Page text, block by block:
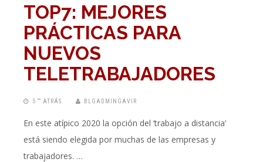
TOP7: MEJORES
PRÁCTICAS PARA
NUEVOS
TELETRABAJADORES
5 “” ATRÁS BLGADMINGAVIR
En este atípico 2020 la opción del ‘trabajo a distancia‘
está siendo elegida por muchas de las empresas y
trabajadores. …